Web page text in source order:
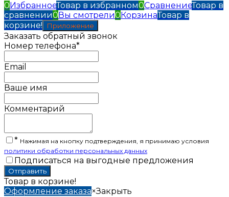
0ИзбранноеТовар в избранном0СравнениеТовар в
сравнении0Вы смотрели0КорзинаТовар в
корзине!
Приложение
Заказать обратный звонок
Номер телефона*
Email
Ваше имя
Комментарий
* Нажимая на кнопку подтверждения, я принимаю условия
политики обработки персональных данных
Подписаться на выгодные предложения
Товар в корзине!
Оформление заказа×Закрыть